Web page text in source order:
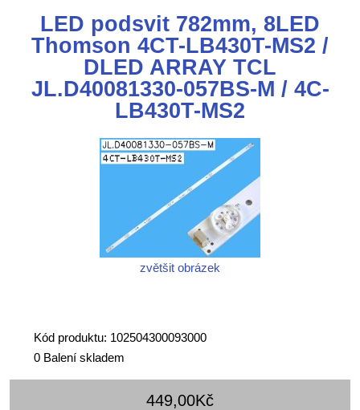
LED podsvit 782mm, 8LED
Thomson 4CT-LB430T-MS2 /
DLED ARRAY TCL
JL.D40081330-057BS-M / 4C-
LB430T-MS2
zvětšit obrázek
Kód produktu: 102504300093000
0 Balení skladem
449,00Kč